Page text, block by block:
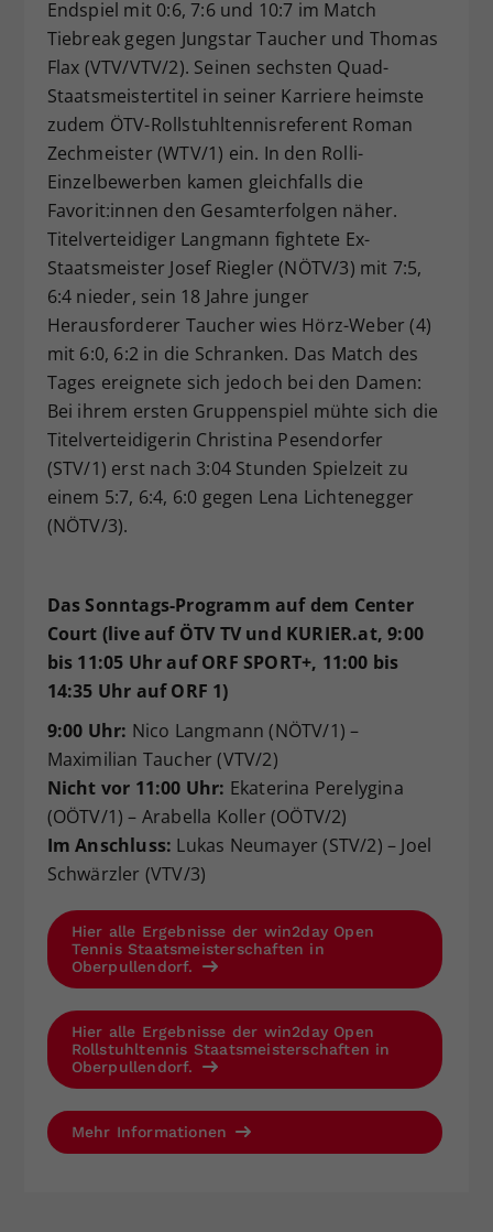
Endspiel mit 0:6, 7:6 und 10:7 im Match
Tiebreak gegen Jungstar Taucher und Thomas
Flax (VTV/VTV/2). Seinen sechsten Quad-
Staatsmeistertitel in seiner Karriere heimste
zudem ÖTV-Rollstuhltennisreferent Roman
Zechmeister (WTV/1) ein. In den Rolli-
Einzelbewerben kamen gleichfalls die
Favorit:innen den Gesamterfolgen näher.
Titelverteidiger Langmann fightete Ex-
Staatsmeister Josef Riegler (NÖTV/3) mit 7:5,
6:4 nieder, sein 18 Jahre junger
Herausforderer Taucher wies Hörz-Weber (4)
mit 6:0, 6:2 in die Schranken. Das Match des
Tages ereignete sich jedoch bei den Damen:
Bei ihrem ersten Gruppenspiel mühte sich die
Titelverteidigerin Christina Pesendorfer
(STV/1) erst nach 3:04 Stunden Spielzeit zu
einem 5:7, 6:4, 6:0 gegen Lena Lichtenegger
(NÖTV/3).
Das Sonntags-Programm auf dem Center
Court (live auf ÖTV TV und KURIER.at, 9:00
bis 11:05 Uhr auf ORF SPORT+, 11:00 bis
14:35 Uhr auf ORF 1)
9:00 Uhr: Nico Langmann (NÖTV/1) –
Maximilian Taucher (VTV/2)
Nicht vor 11:00 Uhr: Ekaterina Perelygina
(OÖTV/1) – Arabella Koller (OÖTV/2)
Im Anschluss: Lukas Neumayer (STV/2) – Joel
Schwärzler (VTV/3)
Hier alle Ergebnisse der win2day Open
Tennis Staatsmeisterschaften in
Oberpullendorf.
Hier alle Ergebnisse der win2day Open
Rollstuhltennis Staatsmeisterschaften in
Oberpullendorf.
Mehr Informationen